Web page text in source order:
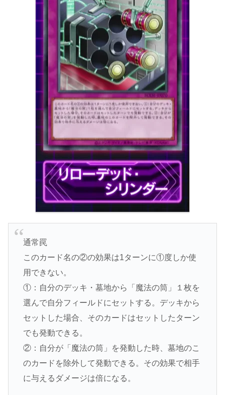
通常罠
このカード名の②の効果は1ターンに①度しか使
用できない。
①：自分のデッキ・墓地から「魔法の筒」１枚を
選んで自分フィールドにセットする。デッキから
セットした場合、そのカードはセットしたターン
でも発動できる。
②：自分が「魔法の筒」を発動した時、墓地のこ
のカードを除外して発動できる。その効果で相手
に与えるダメージは倍になる。